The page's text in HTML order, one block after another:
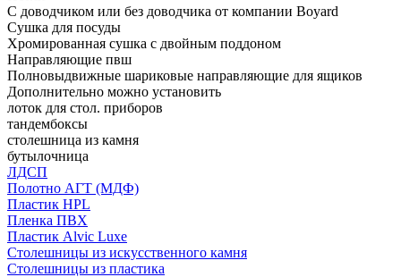
С доводчиком или без доводчика от компании Boyard
Сушка для посуды
Хромированная сушка с двойным поддоном
Направляющие пвш
Полновыдвижные шариковые направляющие для ящиков
Дополнительно можно установить
лоток для стол. приборов
тандембоксы
столешница из камня
бутылочница
ЛДСП
Полотно АГТ (МДФ)
Пластик HPL
Пленка ПВХ
Пластик Alvic Luxe
Столешницы из искусственного камня
Столешницы из пластика